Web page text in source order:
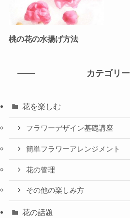
桃の花の水揚げ方法
カテゴリー
花を楽しむ
フラワーデザイン基礎講座
簡単フラワーアレンジメント
花の管理
その他の楽しみ方
花の話題